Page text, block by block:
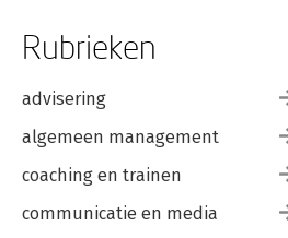
Rubrieken
advisering
algemeen management
coaching en trainen
communicatie en media